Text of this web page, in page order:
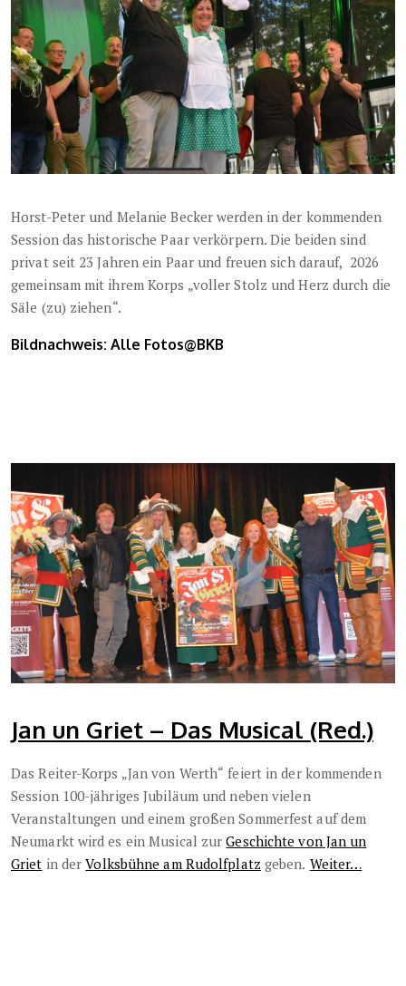
Horst-Peter und Melanie Becker werden in der kommenden
Session das historische Paar verkörpern. Die beiden sind
privat seit 23 Jahren ein Paar und freuen sich darauf, 2026
gemeinsam mit ihrem Korps „voller Stolz und Herz durch die
Säle (zu) ziehen“.
Bildnachweis: Alle Fotos@BKB
Jan un Griet – Das Musical (Red.)
Das Reiter-Korps „Jan von Werth“ feiert in der kommenden
Session 100-jähriges Jubiläum und neben vielen
Veranstaltungen und einem großen Sommerfest auf dem
Neumarkt wird es ein Musical zurGeschichte von Jan un
Griet in derVolksbühne am Rudolfplatz geben. Weiter…